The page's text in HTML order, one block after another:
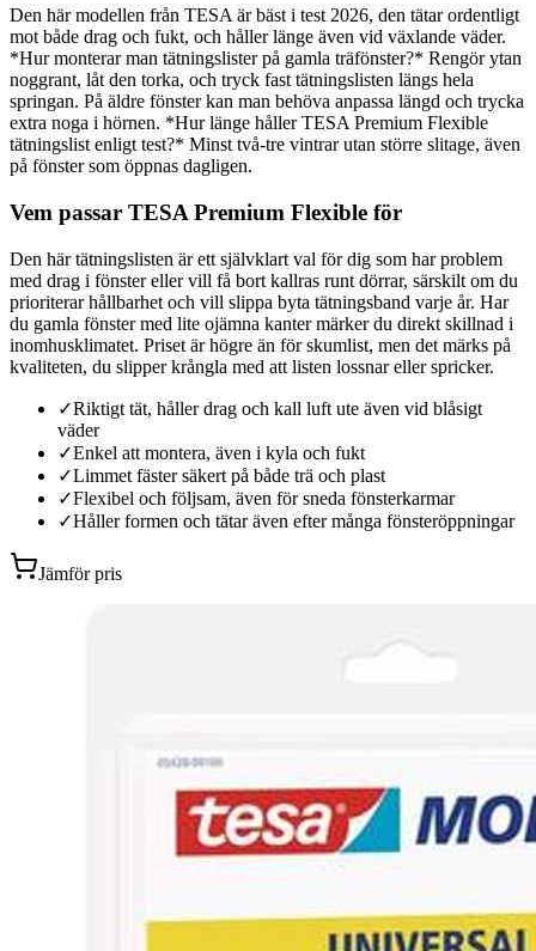
Den här modellen från TESA är bäst i test 2026, den tätar ordentligt
mot både drag och fukt, och håller länge även vid växlande väder.
*Hur monterar man tätningslister på gamla träfönster?* Rengör ytan
noggrant, låt den torka, och tryck fast tätningslisten längs hela
springan. På äldre fönster kan man behöva anpassa längd och trycka
extra noga i hörnen. *Hur länge håller TESA Premium Flexible
tätningslist enligt test?* Minst två-tre vintrar utan större slitage, även
på fönster som öppnas dagligen.
Vem passar TESA Premium Flexible för
Den här tätningslisten är ett självklart val för dig som har problem
med drag i fönster eller vill få bort kallras runt dörrar, särskilt om du
prioriterar hållbarhet och vill slippa byta tätningsband varje år. Har
du gamla fönster med lite ojämna kanter märker du direkt skillnad i
inomhusklimatet. Priset är högre än för skumlist, men det märks på
kvaliteten, du slipper krångla med att listen lossnar eller spricker.
✓Riktigt tät, håller drag och kall luft ute även vid blåsigt
väder
✓Enkel att montera, även i kyla och fukt
✓Limmet fäster säkert på både trä och plast
✓Flexibel och följsam, även för sneda fönsterkarmar
✓Håller formen och tätar även efter många fönsteröppningar
Jämför pris